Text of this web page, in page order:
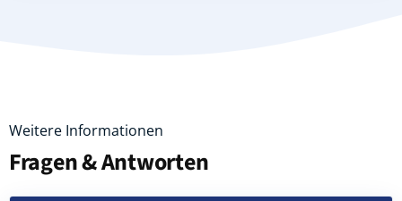
Weitere Informationen
Fragen & Antworten